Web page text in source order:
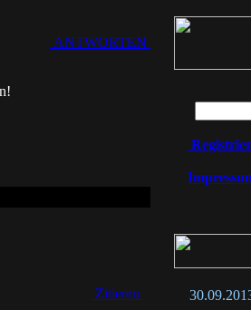
ANTWORTEN
Zitieren